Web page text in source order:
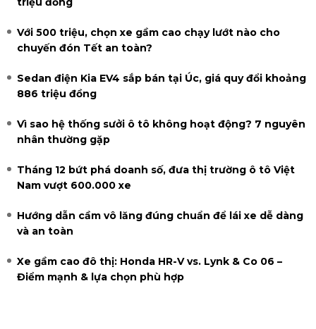
Với 500 triệu, chọn xe gầm cao chạy lướt nào cho
chuyến đón Tết an toàn?
Sedan điện Kia EV4 sắp bán tại Úc, giá quy đổi khoảng
886 triệu đồng
Vì sao hệ thống sưởi ô tô không hoạt động? 7 nguyên
nhân thường gặp
Tháng 12 bứt phá doanh số, đưa thị trường ô tô Việt
Nam vượt 600.000 xe
Hướng dẫn cầm vô lăng đúng chuẩn để lái xe dễ dàng
và an toàn
Xe gầm cao đô thị: Honda HR-V vs. Lynk & Co 06 –
Điểm mạnh & lựa chọn phù hợp